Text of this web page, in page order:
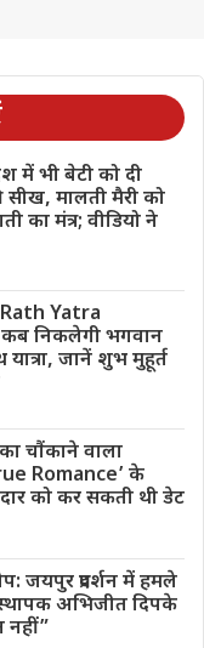
में भी बेटी को दी
सीख, मालती मैरी को
का मंत्र; वीडियो ने
Yatra
निकलेगी भगवान
जानें शुभ मुहूर्त
चौंकाने वाला
Romance’ के
को कर सकती थी डेट
जयपुर प्रदर्शन में हमले
अभिजीत दिपके
नहीं”